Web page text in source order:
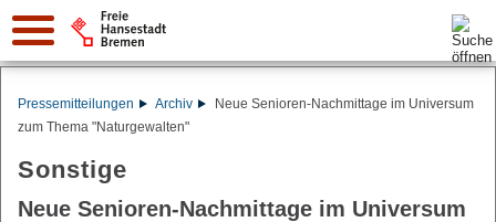
Suche:
Pressemitteilungen Archiv
Neue Senioren-Nachmittage im Universum
zum Thema "Naturgewalten"
Sonstige
Neue Senioren-Nachmittage im Universum